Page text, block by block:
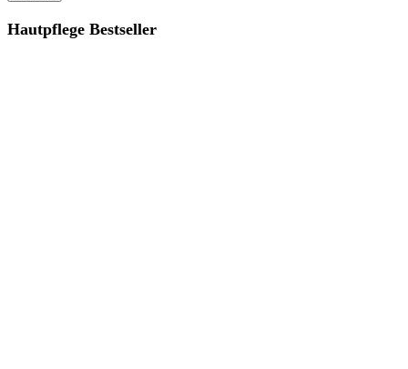
Hautpflege Bestseller